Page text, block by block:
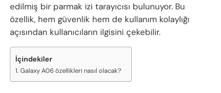
edilmiş bir parmak izi tarayıcısı bulunuyor. Bu
özellik, hem güvenlik hem de kullanım kolaylığı
açısından kullanıcıların ilgisini çekebilir.
İçindekiler
Galaxy A06 özellikleri nasıl olacak?